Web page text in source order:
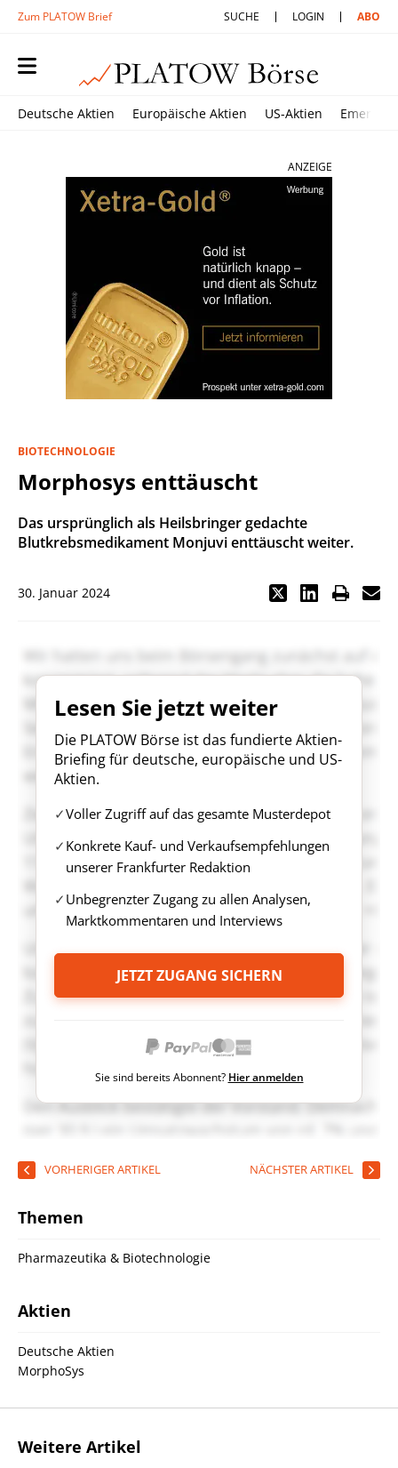
Zum PLATOW Brief SUCHE LOGIN ABO
Deutsche Aktien Europäische Aktien US-Aktien
ANZEIGE
BIOTECHNOLOGIE
Morphosys enttäuscht
Das ursprünglich als Heilsbringer gedachte
Blutkrebsmedikament Monjuvi enttäuscht weiter.
30. Januar 2024
Lesen Sie jetzt weiter
Die PLATOW Börse ist das fundierte Aktien-
Briefing für deutsche, europäische und US-
Aktien.
Voller Zugriff auf das gesamte Musterdepot
Konkrete Kauf- und Verkaufsempfehlungen
unserer Frankfurter Redaktion
Unbegrenzter Zugang zu allen Analysen,
Marktkommentaren und Interviews
JETZT ZUGANG SICHERN
Sie sind bereits Abonnent? Hier anmelden
VORHERIGER ARTIKEL NÄCHSTER ARTIKEL
Themen
Pharmazeutika & Biotechnologie
Aktien
Deutsche Aktien
MorphoSys
Weitere Artikel